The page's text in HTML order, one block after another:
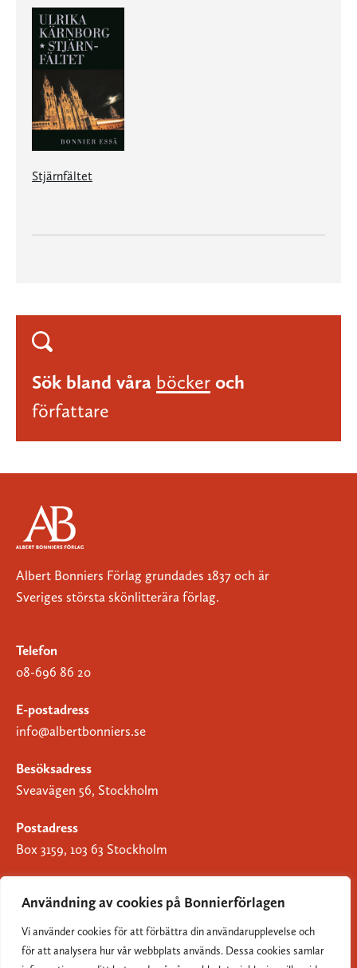
Användning av cookies på Bonnierförlagen
Vi använder cookies för att förbättra din användarupplevelse och
för att analysera hur vår webbplats används. Dessa cookies samlar
Stjärnfältet
Sök bland våra böcker och
författare
Albert Bonniers Förlag grundades 1837 och är
Sveriges största skönlitterära förlag.
Telefon
08-696 86 20
E-postadress
info@albertbonniers.se
Besöksadress
Sveavägen 56, Stockholm
Postadress
Box 3159, 103 63 Stockholm
Om Bonnierförlagen
Cookies